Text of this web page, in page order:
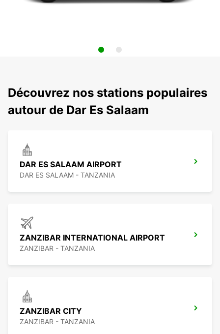
Découvrez nos stations populaires
autour de Dar Es Salaam
DAR ES SALAAM AIRPORT
DAR ES SALAAM - TANZANIA
ZANZIBAR INTERNATIONAL AIRPORT
ZANZIBAR - TANZANIA
ZANZIBAR CITY
ZANZIBAR - TANZANIA